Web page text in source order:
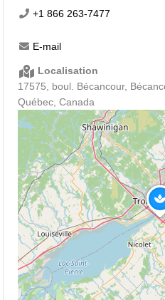
+1 866 263-7477
E-mail
Localisation
17575, boul. Bécancour,
Québec, Canada